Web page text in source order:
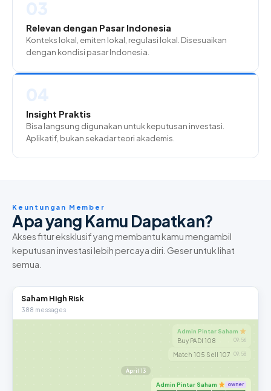
Relevan dengan Pasar Indonesia
Konteks lokal, emiten lokal, regulasi lokal. Disesuaikan
dengan kondisi pasar Indonesia.
Insight Praktis
Bisa langsung digunakan untuk keputusan investasi.
Aplikatif, bukan sekadar teori akademis.
Keuntungan Member
Apa yang Kamu Dapatkan?
Akses fitur eksklusif yang membantu kamu mengambil
keputusan investasi lebih percaya diri. Geser untuk lihat
semua.
Saham High Risk
388 messages
Admin Pintar Saham
Buy PADI 108
09:56
Match 105 Sell 107 09:58
April 13
Admin Pintar Saham
owner